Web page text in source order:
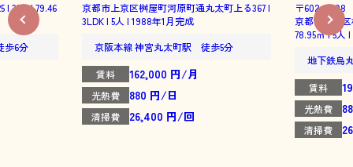
| 3DK | 79.46
6分
京都市上京区桝屋町河原町通丸太町上る367 |
3LDK | 5人 | 1988年1月完成
京阪本線 神宮丸太町駅 徒歩5分
賃料 162,000 円/月
光熱費 880 円/日
清掃費 26,400 円/回
〒602-0898
京都市上京
78.95㎡ | 5人
地下鉄烏
賃料
光熱費
清掃費